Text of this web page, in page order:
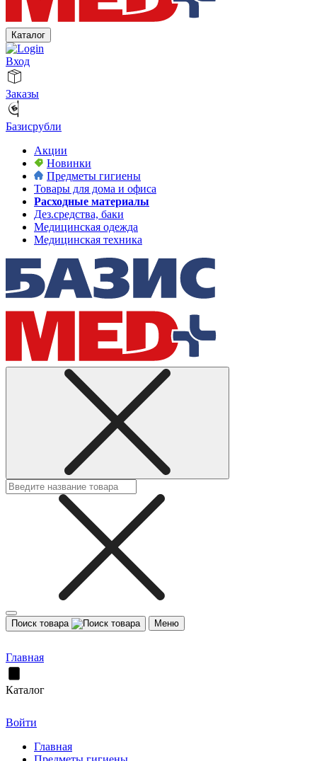
Каталог
Вход
Заказы
Базисрубли
Акции
Новинки
Предметы гигиены
Товары для дома и офиса
Расходные материалы
Дез.средства, баки
Медицинская одежда
Медицинская техника
Поиск товара Меню
Главная
Каталог
Войти
Главная